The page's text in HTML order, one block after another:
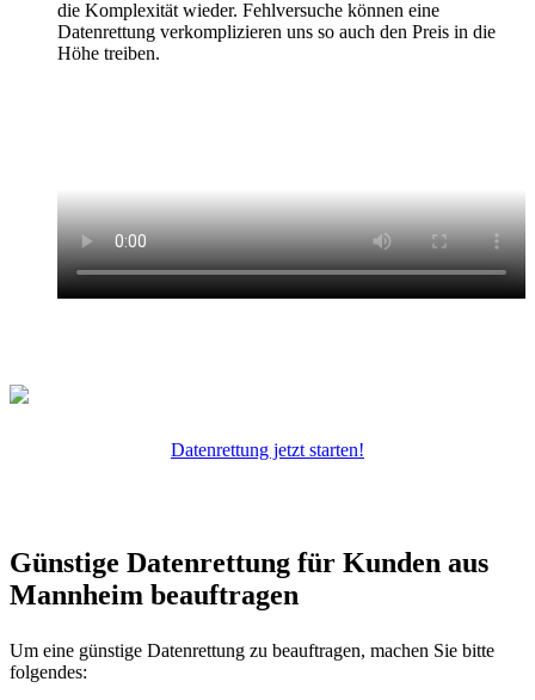
die Komplexität wieder. Fehlversuche können eine
Datenrettung verkomplizieren uns so auch den Preis in die
Höhe treiben.
Datenrettung jetzt starten!
Günstige Datenrettung für Kunden aus
Mannheim beauftragen
Um eine günstige Datenrettung zu beauftragen, machen Sie bitte
folgendes: